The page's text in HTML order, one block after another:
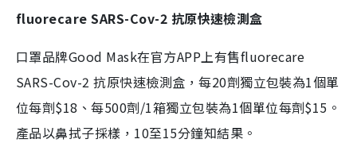
fluorecare SARS-Cov-2 抗原快速檢測盒
口罩品牌Good Mask在官方APP上有售fluorecare
SARS-Cov-2 抗原快速檢測盒，每20劑獨立包裝為1個單
位每劑$18、每500劑/1箱獨立包裝為1個單位每劑$15。
產品以鼻拭子採樣，10至15分鐘知結果。